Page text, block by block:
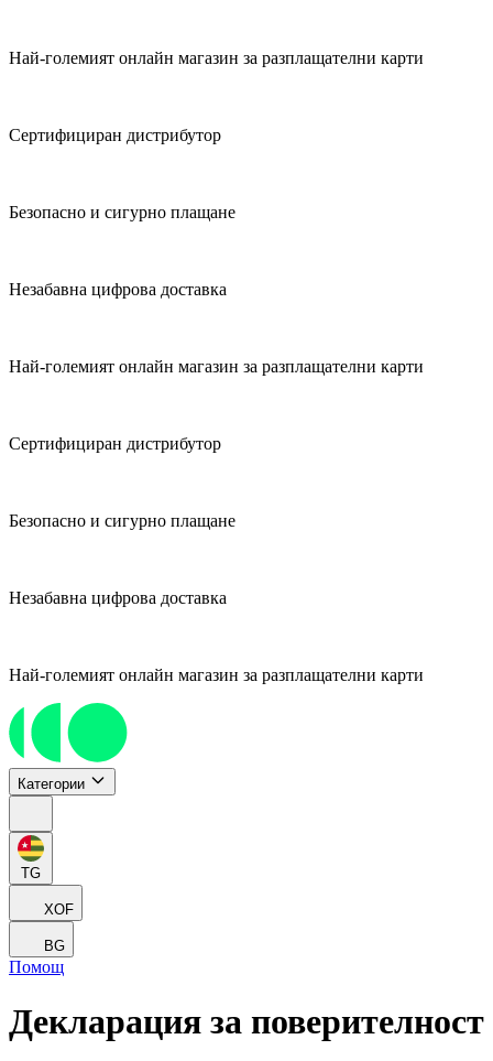
Най-големият онлайн магазин за разплащателни карти
Сертифициран дистрибутор
Безопасно и сигурно плащане
Незабавна цифрова доставка
Най-големият онлайн магазин за разплащателни карти
Сертифициран дистрибутор
Безопасно и сигурно плащане
Незабавна цифрова доставка
Най-големият онлайн магазин за разплащателни карти
Категории
TG
XOF
BG
Помощ
Декларация за поверителност